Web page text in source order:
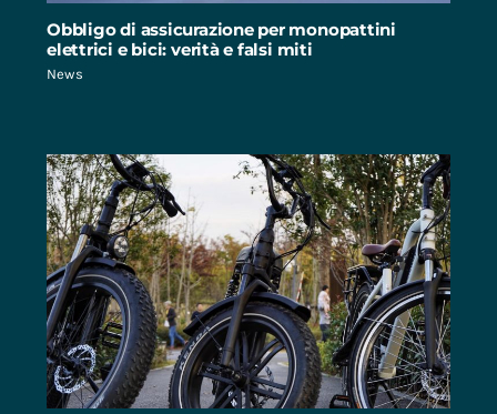
Obbligo di assicurazione per monopattini
elettrici e bici: verità e falsi miti
News